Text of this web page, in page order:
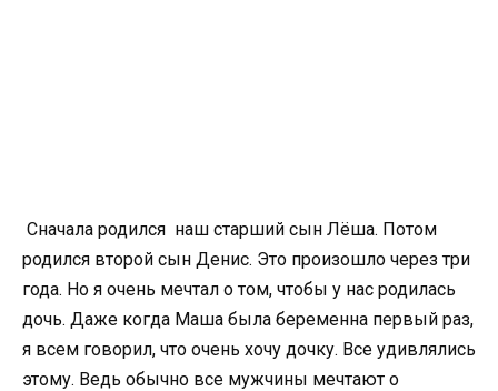
Сначала родился наш старший сын Лёша. Потом
родился второй сын Денис. Это произошло через три
года. Но я очень мечтал о том, чтобы у нас родилась
дочь. Даже когда Маша была беременна первый раз,
я всем говорил, что очень хочу дочку. Все удивлялись
этому. Ведь обычно все мужчины мечтают о